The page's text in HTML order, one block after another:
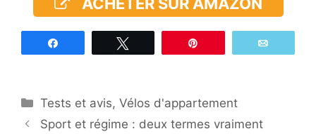
ACHETER SUR AMAZON
Catégories
Tests et avis,Vélos d'appartement
Sport et régime : deux termes vraiment